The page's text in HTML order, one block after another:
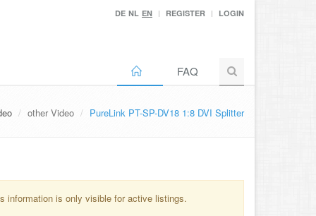
DE NL EN REGISTER LOGIN
FAQ
other Video PureLink PT-SP-DV18 1:8 DVI Splitter
information is only visible for active listings.